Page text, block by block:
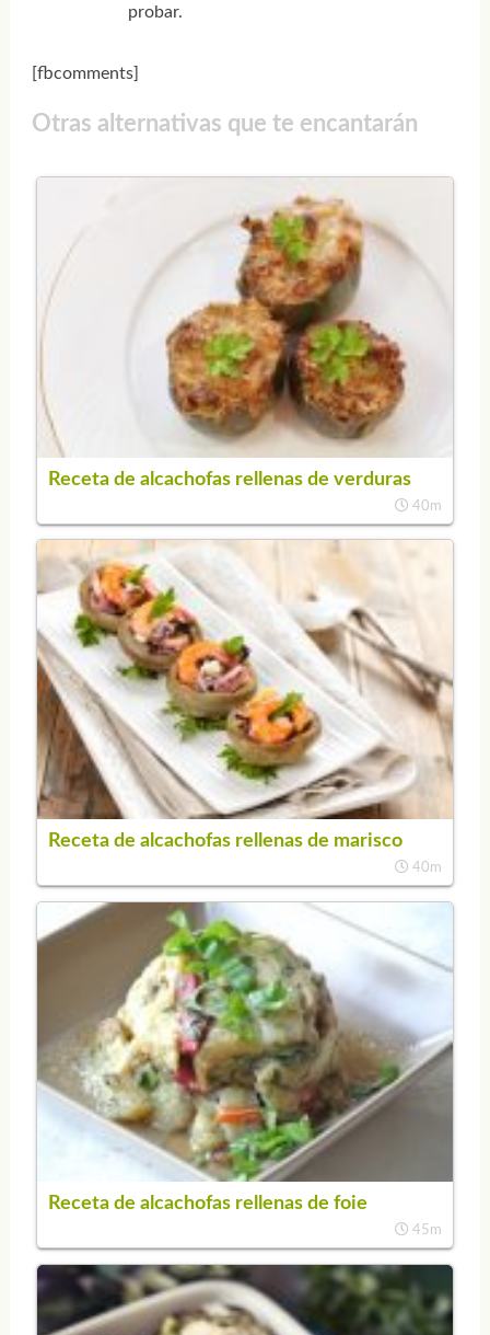
probar.
[fbcomments]
Otras alternativas que te encantarán
Receta de alcachofas rellenas de verduras
40m
Receta de alcachofas rellenas de marisco
40m
Receta de alcachofas rellenas de foie
45m